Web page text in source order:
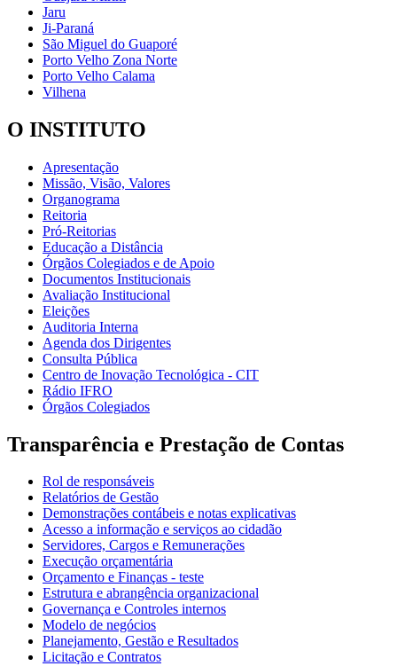
Jaru
Ji-Paraná
São Miguel do Guaporé
Porto Velho Zona Norte
Porto Velho Calama
Vilhena
O INSTITUTO
Apresentação
Missão, Visão, Valores
Organograma
Reitoria
Pró-Reitorias
Educação a Distância
Órgãos Colegiados e de Apoio
Documentos Institucionais
Avaliação Institucional
Eleições
Auditoria Interna
Agenda dos Dirigentes
Consulta Pública
Centro de Inovação Tecnológica - CIT
Rádio IFRO
Órgãos Colegiados
Transparência e Prestação de Contas
Rol de responsáveis
Relatórios de Gestão
Demonstrações contábeis e notas explicativas
Acesso a informação e serviços ao cidadão
Servidores, Cargos e Remunerações
Execução orçamentária
Orçamento e Finanças - teste
Estrutura e abrangência organizacional
Governança e Controles internos
Modelo de negócios
Planejamento, Gestão e Resultados
Licitação e Contratos